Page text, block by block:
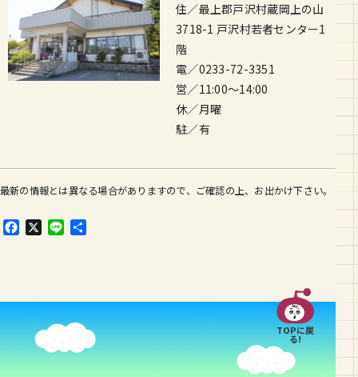
住／最上郡戸沢村蔵岡上の山
3718-1 戸沢村若者センター1
階
電／0233-72-3351
営／11:00～14:00
休／月曜
駐／有
最新の情報とは異なる場合がありますので、ご確認の上、お出かけ下さい。
F
o
o
k
X
L
TOPに戻
る!